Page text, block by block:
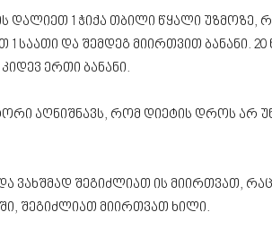
დალიეთ 1 ჭიქა თბილი წყალი უზმოზე,
საათი და შემდეგ მიირთვით ბანანი.
ერთი ბანანი.
აღნიშნავს, რომ დიეტის დროს არ
ვახშმად შეგიძლიათ ის მიირთვათ,
შეგიძლიათ მიირთვათ ხილი.